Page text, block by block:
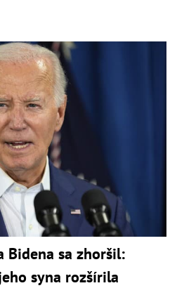
Bidena sa zhoršil:
syna rozšírila